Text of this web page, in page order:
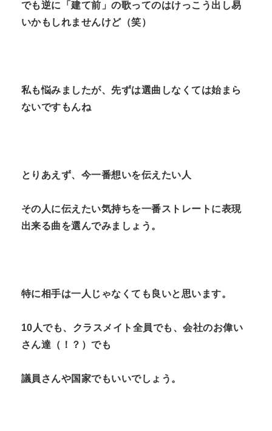
でも逆に「建て前」の歌ってのはけっこう出し易
いかもしれませんけど（笑）
私も悩みましたが、先ずは選曲しなくては始まら
ないですもんね
とりあえず、今一番想いを伝えたい人
その人に伝えたい気持ちを一番ストレートに表現
出来る曲を選んでみましょう。
特に相手は一人じゃなくても良いと思います。
10人でも、クラスメイト全員でも、会社のお偉い
さん達（！？）でも
議員さんや国家でもいいでしょう。